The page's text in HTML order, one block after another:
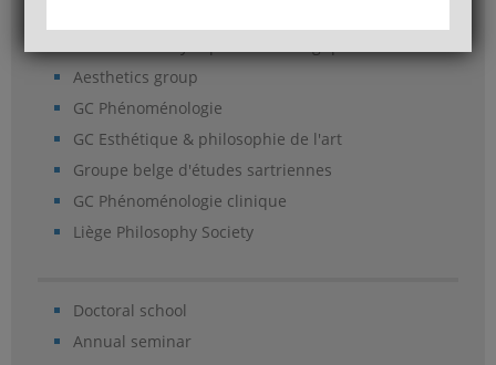
Aesthetics group
GC Phénoménologie
GC Esthétique & philosophie de l'art
Groupe belge d'études sartriennes
GC Phénoménologie clinique
Liège Philosophy Society
Doctoral school
Annual seminar